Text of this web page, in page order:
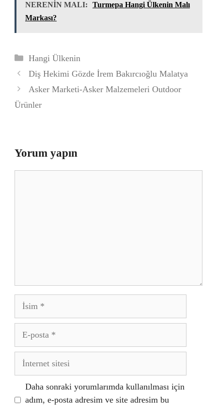
NERENİN MALI:
Turmepa Hangi Ülkenin Malı
Markası?
Kategoriler
Hangi Ülkenin
Diş Hekimi Gözde İrem Bakırcıoğlu Malatya
Asker Marketi-Asker Malzemeleri Outdoor
Ürünler
Yorum yapın
İsim
posta
İnternet
Daha sonraki yorumlarımda kullanılması için
adım, e-posta adresim ve site adresim bu